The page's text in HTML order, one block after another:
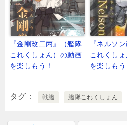
『金剛改二丙』（艦隊
これくしょん）の動画
を楽しもう！
『ネルソ
これくし
を楽しもう
タグ 戦艦 艦隊これくしょん